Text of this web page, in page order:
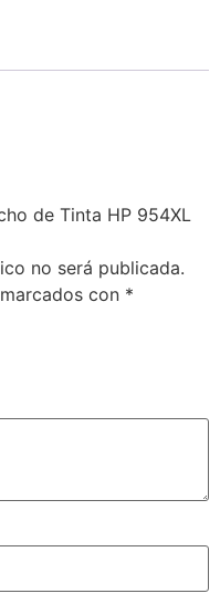
de Tinta HP 954XL
no será publicada.
con *